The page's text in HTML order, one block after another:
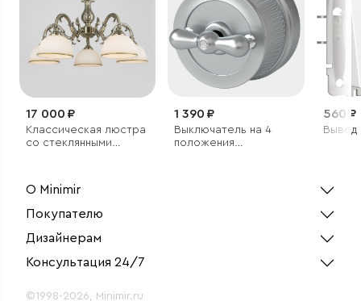
17 000 ₽
Классическая люстра
со стеклянными
1 390 ₽
Выключатель на 4
положения
560 ₽
Вывод
О Minimir
Покупателю
Дизайнерам
Консультация 24/7
©1998-2026, Minimir.ru